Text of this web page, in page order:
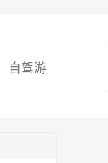
自驾游